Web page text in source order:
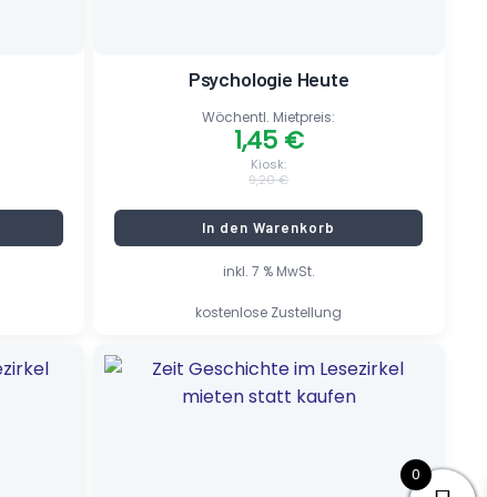
inkl. 7 % MwSt.
kostenlose Zustellung
Psychologie Heute
Kiosk:
9,20€
Wöchentl. Mietpreis:
1,45 €
In den Warenkorb
Ursprünglicher
Preis
Aktueller
Preis
0